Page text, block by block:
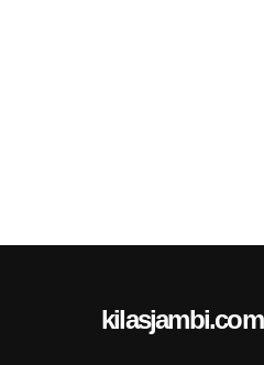
kilasjambi.com